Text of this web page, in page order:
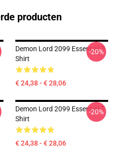
producten
Demon Lord 2099 Essential T-
Shirt
€ 24,38 - € 28,06
-20%
Demon Lord 2099 Essential T-
Shirt
€ 24,38 - € 28,06
-20%